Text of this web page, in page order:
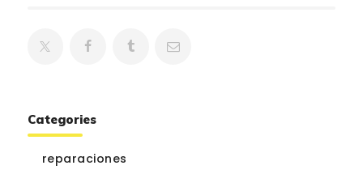
Categories
reparaciones